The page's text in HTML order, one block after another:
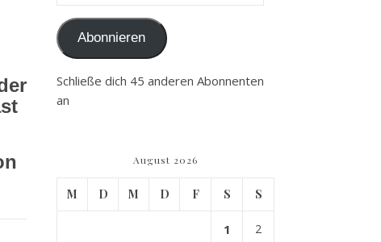
Abonnieren
Schließe dich 45 anderen Abonnenten
an
August 2026
M D M D F S S
1 2